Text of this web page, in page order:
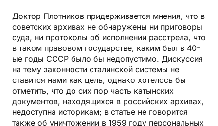
Доктор Плотников придерживается мнения, что в
советских архивах не обнаружены ни приговоры
суда, ни протоколы об исполнении расстрела, что
в таком правовом государстве, каким был в 40-
ые годы СССР было бы недопустимо. Дискуссия
на тему законности сталинской системы не
ставится нами как цель, однако хотелось бы
отметить, что до сих пор часть катынских
документов, находящихся в российских архивах,
недоступна историкам; в статье не говорится
также об уничтожении в 1959 году персональных